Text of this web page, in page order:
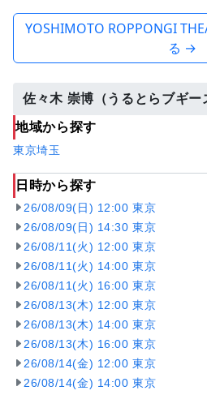
YOSHIMOTO ROPPONGI
る →
佐々木 崇博（うるとらブギー
地域から探す
東京埼玉
日時から探す
26/08/09(日) 12:00 東京
26/08/09(日) 14:30 東京
26/08/11(火) 12:00 東京
26/08/11(火) 14:00 東京
26/08/11(火) 16:00 東京
26/08/13(木) 12:00 東京
26/08/13(木) 14:00 東京
26/08/13(木) 16:00 東京
26/08/14(金) 12:00 東京
26/08/14(金) 14:00 東京